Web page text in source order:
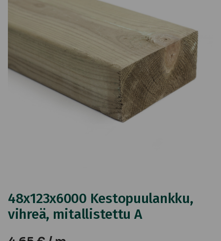
48x123x6000 Kestopuulankku,
vihreä, mitallistettu A